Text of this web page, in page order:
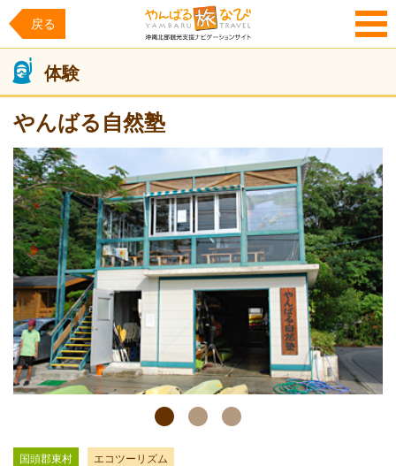
戻る
MENU
体験
やんばる自然塾
国頭郡東村 エコツーリズム